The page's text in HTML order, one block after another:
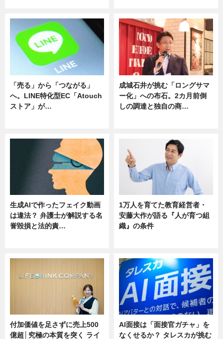
「売る」から「つながる」
へ。LINE特化型EC「Atouch
ストア」が…
成城石井が挑む「ロングサマ
ー化」への布石。2カ月前倒
しの調達と独自の商…
生成AIで作ったフェイク動画
は違法？ 弁護士が解説する名
誉毀損と法的責…
1万人を育てた教育経営者・
安藤大作が語る『人が育つ組
織』の条件
付加価値を足さずに売上500
億超│究極の本質を突く ライ
AI面接は「面接官ガチャ」を
なくせるか？ タレスカが挑む